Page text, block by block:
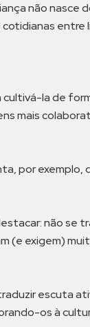
não nasce
entre
cultivá-la de
mais
por exemplo,
não se
(e exigem)
escuta
os à